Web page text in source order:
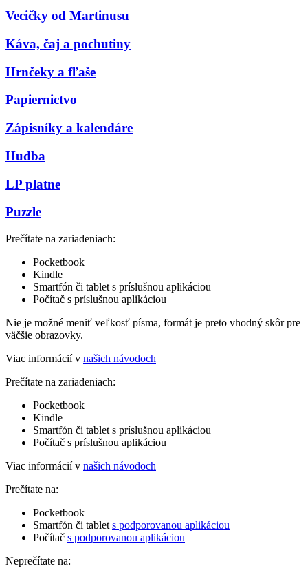
Vecičky od Martinusu
Káva, čaj a pochutiny
Hrnčeky a fľaše
Papiernictvo
Zápisníky a kalendáre
Hudba
LP platne
Puzzle
Prečítate na zariadeniach:
Pocketbook
Kindle
Smartfón či tablet s príslušnou aplikáciou
Počítač s príslušnou aplikáciou
Nie je možné meniť veľkosť písma, formát je preto vhodný skôr pre
väčšie obrazovky.
Viac informácií v našich návodoch
Prečítate na zariadeniach:
Pocketbook
Kindle
Smartfón či tablet s príslušnou aplikáciou
Počítač s príslušnou aplikáciou
Viac informácií v našich návodoch
Prečítate na:
Pocketbook
Smartfón či tablet s podporovanou aplikáciou
Počítač s podporovanou aplikáciou
Neprečítate na: